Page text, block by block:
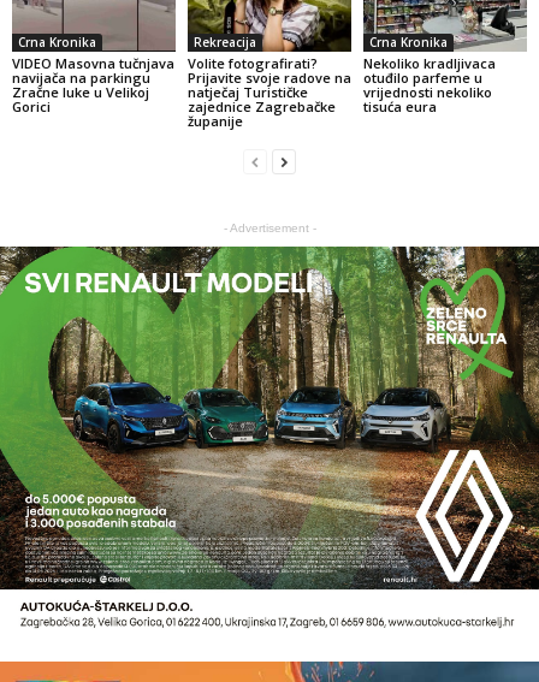
Crna Kronika
VIDEO Masovna tučnjava
navijača na parkingu
Zračne luke u Velikoj
Gorici
Rekreacija
Volite fotografirati?
Prijavite svoje radove na
natječaj Turističke
zajednice Zagrebačke
županije
Crna Kronika
Nekoliko kradljivaca
otuđilo parfeme u
vrijednosti nekoliko
tisuća eura
- Advertisement -